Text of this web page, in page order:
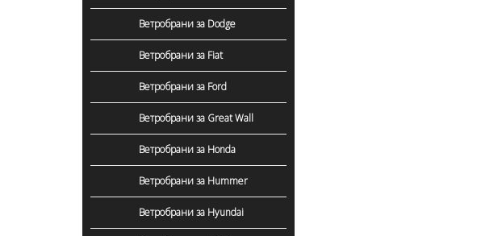
Ветробрани за Dodge
Ветробрани за Fiat
Ветробрани за Ford
Ветробрани за Great Wall
Ветробрани за Honda
Ветробрани за Hummer
Ветробрани за Hyundai